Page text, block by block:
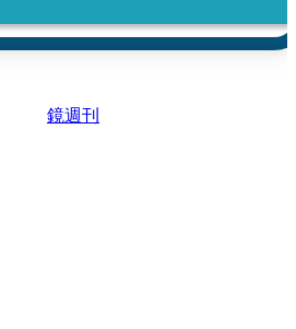
鏡週刊